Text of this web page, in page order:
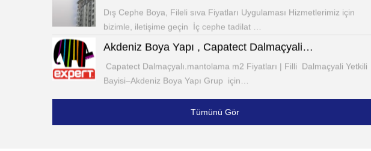
Dış Cephe Boya, Fileli sıva Fiyatları Uygulaması Hizmetlerimiz için
bizimle, iletişime geçin İç cephe tadilat …
Akdeniz Boya Yapı , Capatect Dalmaçyali…
Capatect Dalmaçyalı.mantolama m2 Fiyatları | Filli Dalmaçyali Yetkili
Bayisi–Akdeniz Boya Yapı Grup için…
Boya | Badana Hizmeti ve Seçkin | Boyacı…
Tümünü Gör